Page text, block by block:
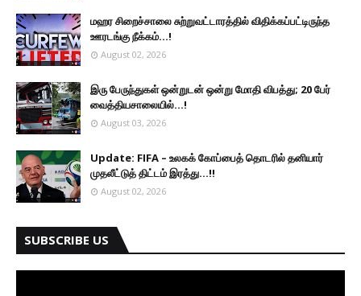
மஹர சிறைச்சாலை சுற்றுவட்டாரத்தில் விதிக்கப்பட்டிருந்த
ஊரடங்கு நீக்கம்...!
August 02, 2026
இரு ப‍ேருந்துகள் ஒன்றுடன் ஒன்று மோதி விபத்து; 20 பேர்
வைத்தியசாலையில்...!
August 03, 2026
Update: FIFA – உலகக் கோப்பைத் தொடரில் தனியார்
முதலீட்டுத் திட்டம் இரத்து...!!
August 02, 2026
SUBSCRIBE US